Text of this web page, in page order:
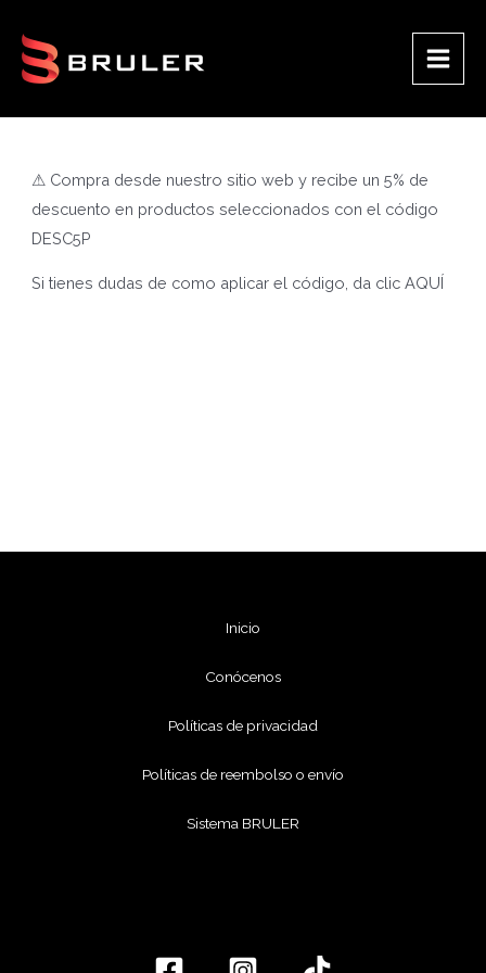
contenido
Main
⚠ Compra desde nuestro sitio web y recibe un 5% de
descuento en productos seleccionados con el código
DESC5P
Si tienes dudas de como aplicar el código, da clicAQUÍ
Inicio
Conócenos
Políticas de privacidad
Políticas de reembolso o envío
Sistema BRULER